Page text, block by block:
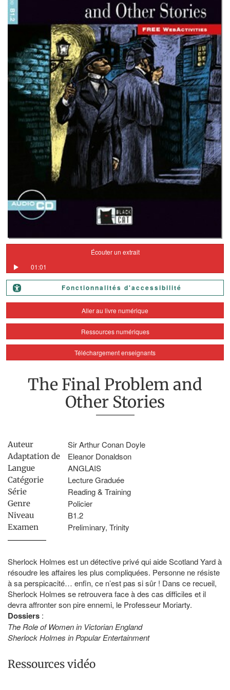
Écouter un extrait
01:01
Fonctionnalités d'accessibilité
Aller au livre numérique
Ressources numériques
Téléchargement enseignants
The Final Problem and
Other Stories
Auteur Sir Arthur Conan Doyle
Adaptation de Eleanor Donaldson
Langue ANGLAIS
Catégorie Lecture Graduée
Série Reading & Training
Genre Policier
Niveau B1.2
Examen Preliminary, Trinity
Sherlock Holmes est un détective privé qui aide Scotland Yard à
résoudre les affaires les plus compliquées. Personne ne résiste
à sa perspicacité… enfin, ce n’est pas si sûr ! Dans ce recueil,
Sherlock Holmes se retrouvera face à des cas difficiles et il
devra affronter son pire ennemi, le Professeur Moriarty.
Dossiers :
The Role of Women in Victorian England
Sherlock Holmes in Popular Entertainment
Ressources vidéo